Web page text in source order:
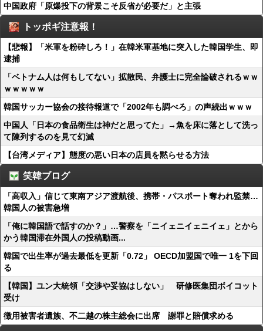
中国政府「原爆投下の背景こそ反省が必要だ」と主張
トッポギ注意報！
【悲報】「米軍を粉砕しろ！」在韓米軍基地に突入した韓国学生、即
逮捕
「ベトナム人は何もしてない」拡散民、弁護士に完全論破されるｗｗ
ｗｗｗｗｗ
韓国サッカー協会の接待報道で「2002年も調べろ」の声続出ｗｗｗ
中国人「日本の食品衛生は神だと思ってた」→魚を床に落として洗っ
て陳列するのを見て幻滅
【台湾メディア】態度の悪い日本の店員を黙らせる方法
笑韓ブログ
「高収入」信じて東南アジア渡航後、携帯・パスポート奪われ監禁…
韓国人の被害急増
「俺に韓国語で話すのか？」…警察を「ニイェニイェニイェ」とから
かう韓国滞在外国人の投稿動画...
韓国で出生率が過去最低を更新「0.72」 OECD加盟国で唯一 1を下回
る
【韓国】ユン大統領「交渉や妥協はしない」 研修医集団ボイコット
受け
徴用被害者遺族、不二越の株主総会に出席 謝罪と賠償求める